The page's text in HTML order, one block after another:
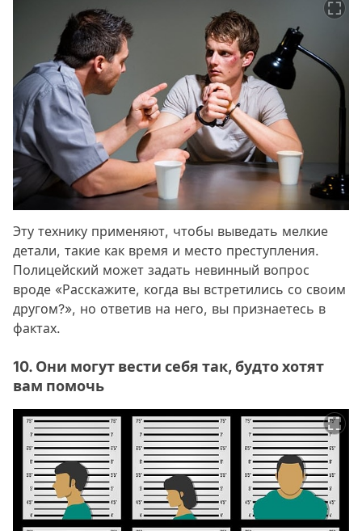
Эту технику применяют, чтобы выведать мелкие
детали, такие как время и место преступления.
Полицейский может задать невинный вопрос
вроде «Расскажите, когда вы встретились со своим
другом?», но ответив на него, вы признаетесь в
фактах.
10. Они могут вести себя так, будто хотят
вам помочь